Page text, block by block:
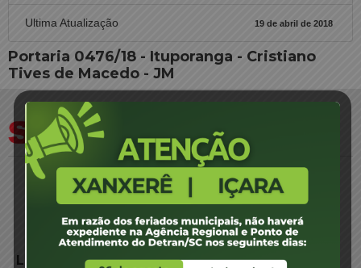
Ultima Atualização 19 de abril de 2018
Portaria 0476/18 - Ituporanga - Cristiano
Tives de Macedo - JM
LINKS EXTERNOS